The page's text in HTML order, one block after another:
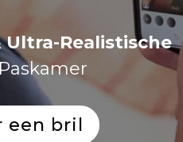
Ultra-Realistische
een bril